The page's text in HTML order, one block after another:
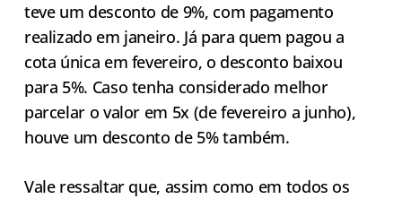
teve um desconto de 9%, com pagamento
realizado em janeiro. Já para quem pagou a
cota única em fevereiro, o desconto baixou
para 5%. Caso tenha considerado melhor
parcelar o valor em 5x (de fevereiro a junho),
houve um desconto de 5% também.
Vale ressaltar que, assim como em todos os